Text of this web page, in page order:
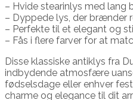
– Hvide stearinlys med lang
– Dyppede lys, der brænder
– Perfekte til et elegant og
– Fås i flere farver for at
Disse klassiske antiklys fra
indbydende atmosfære
fødselsdage eller enhver
charme og elegance til dit